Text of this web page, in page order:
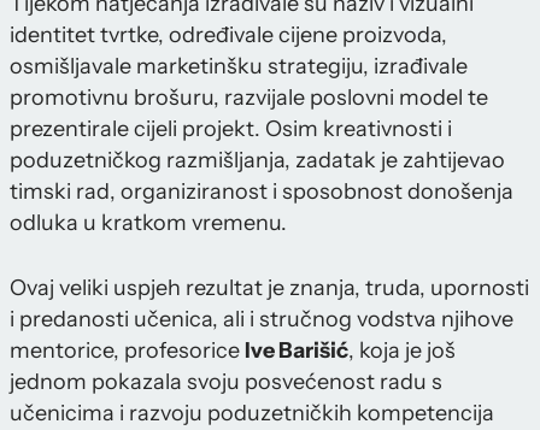
identitet tvrtke, određivale cijene proizvoda,
osmišljavale marketinšku strategiju, izrađivale
promotivnu brošuru, razvijale poslovni model te
prezentirale cijeli projekt. Osim kreativnosti i
poduzetničkog razmišljanja, zadatak je zahtijevao
timski rad, organiziranost i sposobnost donošenja
odluka u kratkom vremenu.
Ovaj veliki uspjeh rezultat je znanja, truda, upornosti
i predanosti učenica, ali i stručnog vodstva njihove
mentorice, profesorice Ive Barišić, koja je još
jednom pokazala svoju posvećenost radu s
učenicima i razvoju poduzetničkih kompetencija